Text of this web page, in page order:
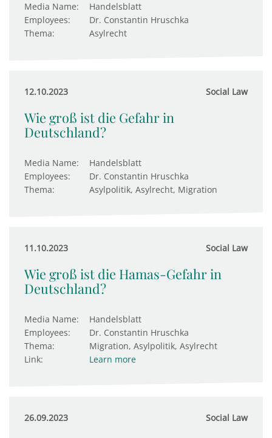
Media Name:
Handelsblatt
Employees:
Dr. Constantin Hruschka
Thema:
Asylrecht
12.10.2023 Social Law
Wie groß ist die Gefahr in
Deutschland?
Media Name:
Handelsblatt
Employees:
Dr. Constantin Hruschka
Thema:
Asylpolitik, Asylrecht, Migration
11.10.2023 Social Law
Wie groß ist die Hamas-Gefahr in
Deutschland?
Media Name:
Handelsblatt
Employees:
Dr. Constantin Hruschka
Thema:
Migration, Asylpolitik, Asylrecht
Link:
Learn more
26.09.2023 Social Law